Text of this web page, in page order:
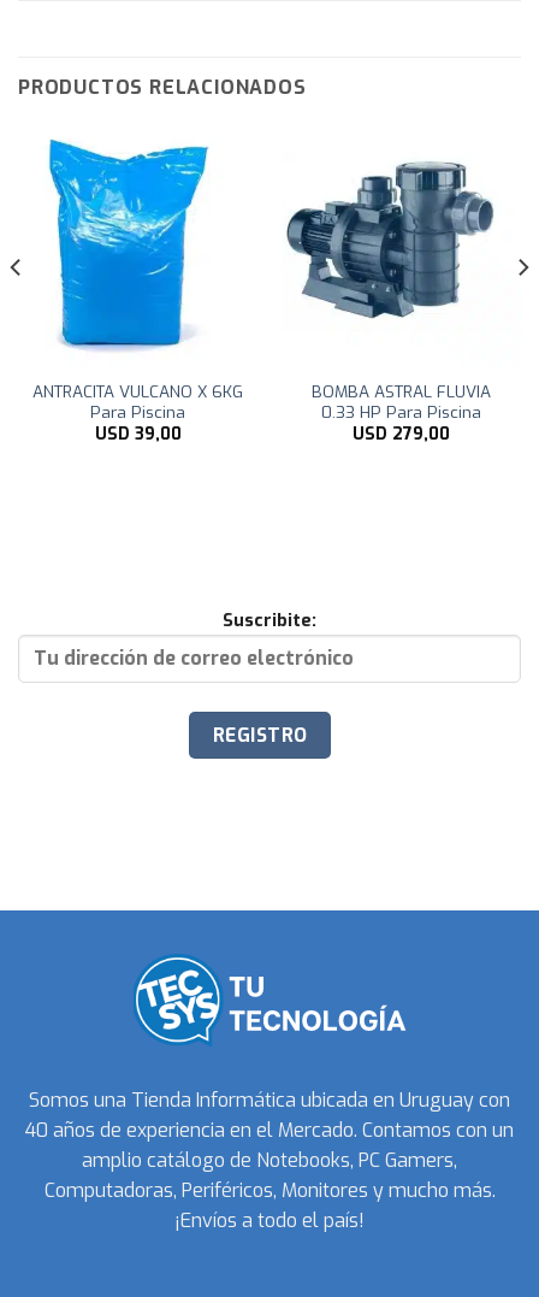
PRODUCTOS RELACIONADOS
ANTRACITA VULCANO X 6KG
Para Piscina
USD 39,00
BOMBA ASTRAL FLUVIA
0.33 HP Para Piscina
USD 279,00
Suscribite:
Somos una Tienda Informática ubicada en Uruguay con
40 años de experiencia en el Mercado. Contamos con un
amplio catálogo de Notebooks, PC Gamers,
Computadoras, Periféricos, Monitores y mucho más.
¡Envíos a todo el país!